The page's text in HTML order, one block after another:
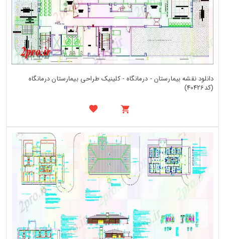
دانلود نقشه بیمارستان - درمانگاه - کلینیک طراحی بیمارستان درمانگاه
(کد40426)